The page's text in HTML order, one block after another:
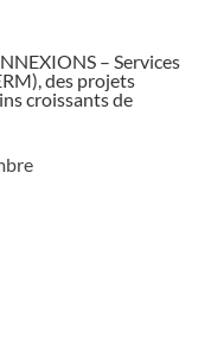
– Services
des projets
croissants de